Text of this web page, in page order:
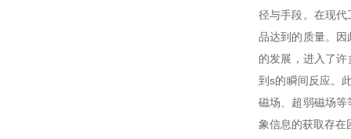
径与手段。在现
品达到的质量。
的发展，进入了
到s的瞬间反应。
磁场、超弱磁场
象信息的获取存在